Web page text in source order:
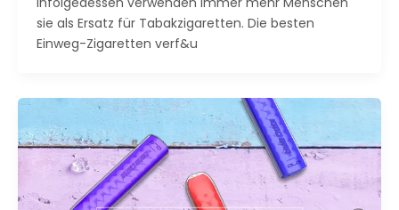
sie als Ersatz für Tabakzigaretten. Die besten
Einweg-Zigaretten verf&u